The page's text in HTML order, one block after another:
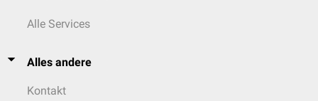
Alle Services
Alles andere
Kontakt